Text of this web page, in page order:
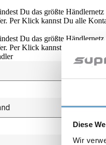
Diese
Wir
Du das größte
Per Klick kannst Du alle
Du das größte
Per Klick kannst Du alle